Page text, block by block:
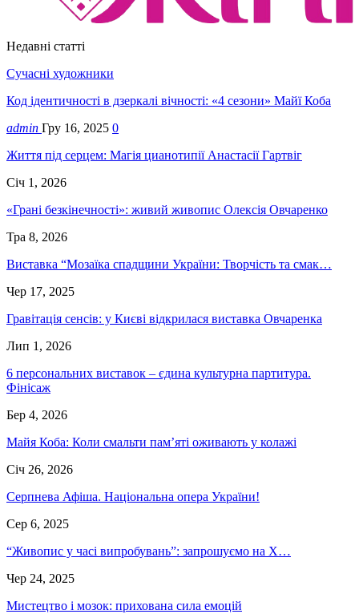
Недавні статті
Сучасні художники
Код ідентичності в дзеркалі вічності: «4 сезони» Майї Коба
admin Гру 16, 2025 0
Життя під серцем: Магія цианотипії Анастасії Гартвіг
Січ 1, 2026
«Грані безкінечності»: живий живопис Олексія Овчаренко
Тра 8, 2026
Виставка “Мозаїка спадщини України: Творчість та смак…
Чер 17, 2025
Гравітація сенсів: у Києві відкрилася виставка Овчаренка
Лип 1, 2026
6 персональних виставок – єдина культурна партитура.
Фінісаж
Бер 4, 2026
Майя Коба: Коли смальти пам’яті оживають у колажі
Січ 26, 2026
Серпнева Афіша. Національна опера України!
Сер 6, 2025
“Живопис у часі випробувань”: запрошуємо на Х…
Чер 24, 2025
Мистецтво і мозок: прихована сила емоцій